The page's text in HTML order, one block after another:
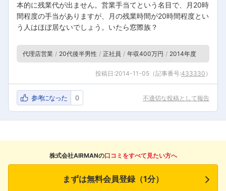
本的に残業代が出ません。営業手当てという名目で、月20時
間程度の手当がありますが、月の残業時間が20時間程度とい
う人はほぼ居ないでしょう。いたら窓際族？
代理店営業 20代後半男性 正社員 年収400万円 2014年度
投稿日:2014-11-05 （記事番号:433330 ）
参考になった 0 不適切な投稿として報告
株式会社AIRMANの口コミをすべて見たい方へ
まずは無料会員登録（1分）